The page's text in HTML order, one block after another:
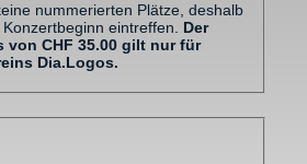
nummerierten Plätze, deshalb
eintreffen. Der
von CHF 35.00 gilt nur für
Dia.Logos.